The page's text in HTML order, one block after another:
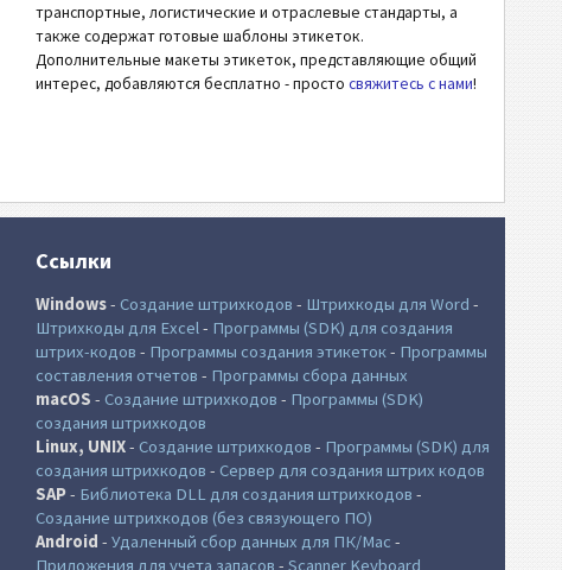
транспортные, логистические и отраслевые стандарты, а
также содержат готовые шаблоны этикеток.
Дополнительные макеты этикеток, представляющие общий
интерес, добавляются бесплатно - просто свяжитесь с нами!
Ссылки
Windows- Создание штрихкодов - Штрихкоды для Word -
Штрихкоды для Excel- Программы (SDK) для создания
штрих-кодов - Программы создания этикеток- Программы
составления отчетов - Программы сбора данных
macOS - Создание штрихкодов - Программы (SDK)
создания штрихкодов
Linux, UNIX- Создание штрихкодов - Программы (SDK) для
создания штрихкодов - Сервер для создания штрих кодов
SAP- Библиотека DLL для создания штрихкодов -
Создание штрихкодов (без связующего ПО)
Android - Удаленный сбор данных для ПК/Mac -
Приложения для учета запасов - Scanner Keyboard